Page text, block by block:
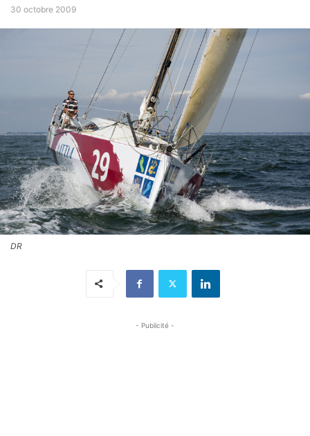
30 octobre 2009
DR
- Publicité -